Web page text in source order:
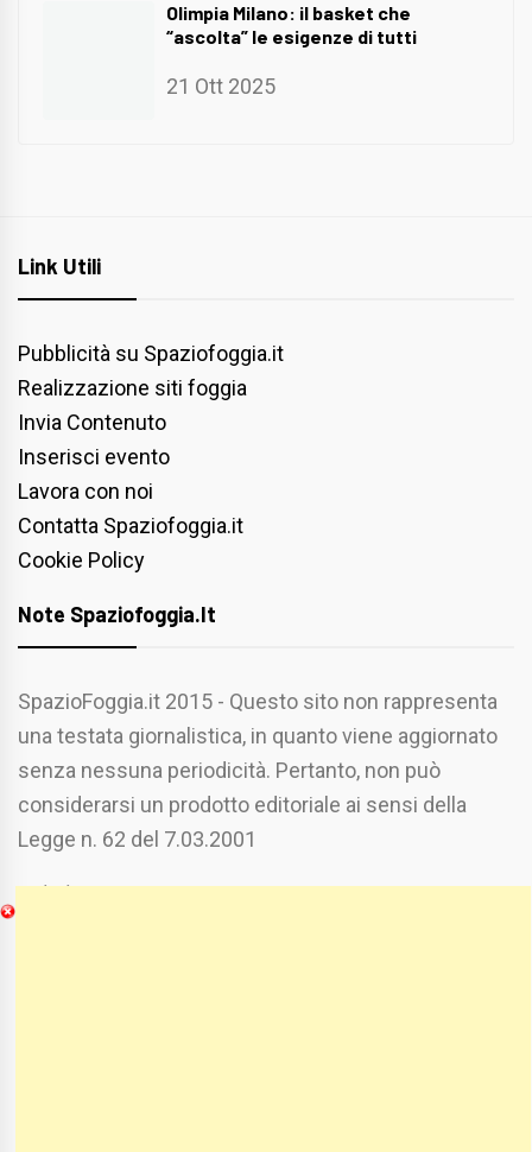
Olimpia Milano: il basket che
“ascolta” le esigenze di tutti
21 Ott 2025
Link Utili
Pubblicità su Spaziofoggia.it
Realizzazione siti foggia
Invia Contenuto
Inserisci evento
Lavora con noi
Contatta Spaziofoggia.it
Cookie Policy
Note Spaziofoggia.it
SpazioFoggia.it 2015 - Questo sito non rappresenta
una testata giornalistica, in quanto viene aggiornato
senza nessuna periodicità. Pertanto, non può
considerarsi un prodotto editoriale ai sensi della
Legge n. 62 del 7.03.2001
Chi Siamo